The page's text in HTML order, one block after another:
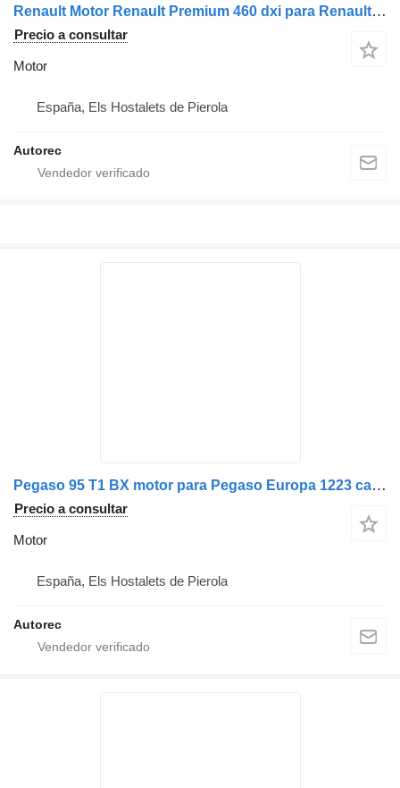
Renault Motor Renault Premium 460 dxi para Renault Premium 460 dxi camión
Precio a consultar
Motor
España, Els Hostalets de Pierola
Autorec
Pegaso 95 T1 BX motor para Pegaso Europa 1223 camión
Precio a consultar
Motor
España, Els Hostalets de Pierola
Autorec